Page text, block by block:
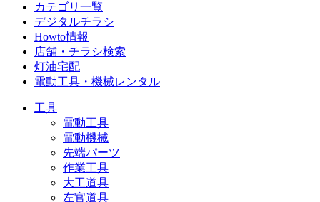
カテゴリ一覧
デジタルチラシ
Howto情報
店舗・チラシ検索
灯油宅配
電動工具・機械レンタル
工具
電動工具
電動機械
先端パーツ
作業工具
大工道具
左官道具